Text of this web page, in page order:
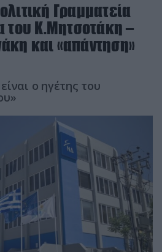
Γραμματεία
του Κ.Μητσοτάκη –
και «απάντηση»
ο ηγέτης του